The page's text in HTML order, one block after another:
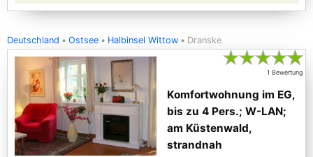
Deutschland Ostsee Halbinsel Wittow Dranske
★★★★★
1 Bewertung
Komfortwohnung im EG,
bis zu 4 Pers.; W-LAN;
am Küstenwald,
strandnah